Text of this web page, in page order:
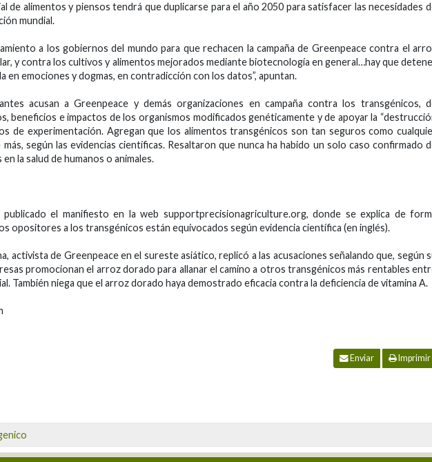
de alimentos y piensos tendrá que duplicarse para el año 2050 para satisfacer las necesidades
mundial.
a los gobiernos del mundo para que rechacen la campaña de Greenpeace contra el
y contra los cultivos y alimentos mejorados mediante biotecnología en general…hay que
en emociones y dogmas, en contradicción con los datos”, apuntan.
acusan a Greenpeace y demás organizaciones en campaña contra los transgénicos,
beneficios e impactos de los organismos modificados genéticamente y de apoyar la
de experimentación. Agregan que los alimentos transgénicos son tan seguros como
según las evidencias científicas. Resaltaron que nunca ha habido un solo caso confirmado
la salud de humanos o animales.
el manifiesto en la web supportprecisionagriculture.org, donde se explica de
opositores a los transgénicos están equivocados según evidencia científica (en inglés).
activista de Greenpeace en el sureste asiático, replicó a las acusaciones señalando que, según
promocionan el arroz dorado para allanar el camino a otros transgénicos más rentables
También niega que el arroz dorado haya demostrado eficacia contra la deficiencia de vitamina A.
Enviar Imprimir